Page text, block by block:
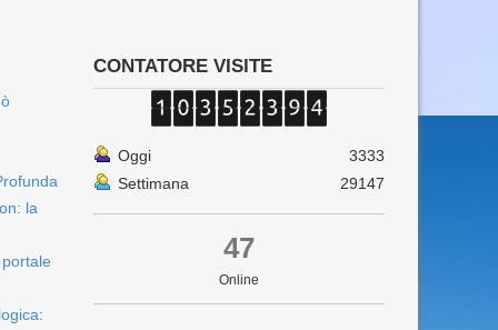
la
CONTATORE VISITE
Oggi
3333
Settimana
29147
47
Online